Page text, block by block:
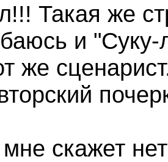
Такая же
и
же
мне скажет